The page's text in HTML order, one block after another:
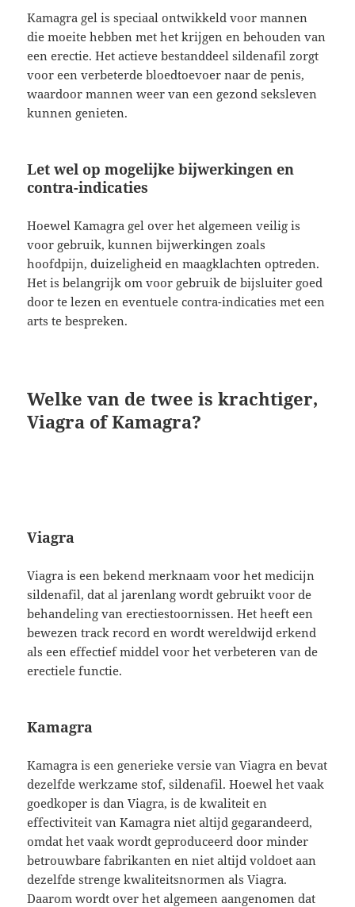
Kamagra gel is speciaal ontwikkeld voor mannen
die moeite hebben met het krijgen en behouden van
een erectie. Het actieve bestanddeel sildenafil zorgt
voor een verbeterde bloedtoevoer naar de penis,
waardoor mannen weer van een gezond seksleven
kunnen genieten.
Let wel op mogelijke bijwerkingen en
contra-indicaties
Hoewel Kamagra gel over het algemeen veilig is
voor gebruik, kunnen bijwerkingen zoals
hoofdpijn, duizeligheid en maagklachten optreden.
Het is belangrijk om voor gebruik de bijsluiter goed
door te lezen en eventuele contra-indicaties met een
arts te bespreken.
Welke van de twee is krachtiger,
Viagra of Kamagra?
Viagra
Viagra is een bekend merknaam voor het medicijn
sildenafil, dat al jarenlang wordt gebruikt voor de
behandeling van erectiestoornissen. Het heeft een
bewezen track record en wordt wereldwijd erkend
als een effectief middel voor het verbeteren van de
erectiele functie.
Kamagra
Kamagra is een generieke versie van Viagra en bevat
dezelfde werkzame stof, sildenafil. Hoewel het vaak
goedkoper is dan Viagra, is de kwaliteit en
effectiviteit van Kamagra niet altijd gegarandeerd,
omdat het vaak wordt geproduceerd door minder
betrouwbare fabrikanten en niet altijd voldoet aan
dezelfde strenge kwaliteitsnormen als Viagra.
Daarom wordt over het algemeen aangenomen dat